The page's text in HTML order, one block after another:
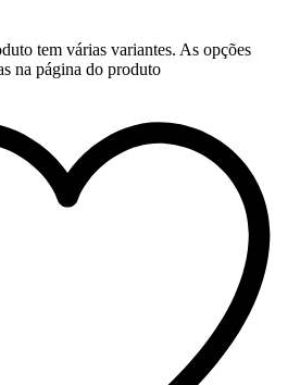
tem várias variantes. As opções
na página do produto